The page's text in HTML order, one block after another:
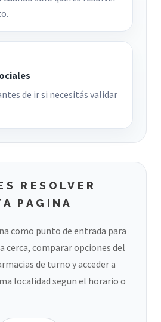
de ir si necesitás validar
RESOLVER
PAGINA
como punto de entrada para
cerca, comparar opciones del
de turno y acceder a
localidad segun el horario o